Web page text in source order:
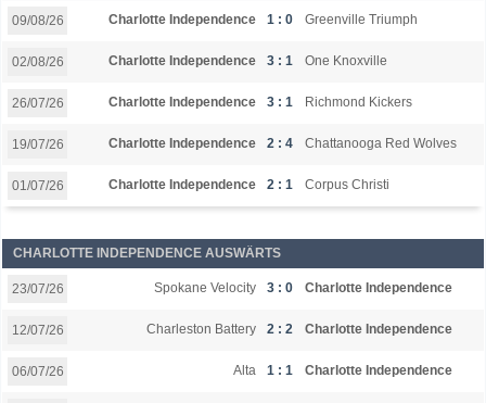
09/08/26 Charlotte Independence 1 : 0 Greenville Triumph
02/08/26 Charlotte Independence 3 : 1 One Knoxville
26/07/26 Charlotte Independence 3 : 1 Richmond Kickers
19/07/26 Charlotte Independence 2 : 4 Chattanooga Red Wolves
01/07/26 Charlotte Independence 2 : 1 Corpus Christi
CHARLOTTE INDEPENDENCE AUSWÄRTS
23/07/26 Spokane Velocity 3 : 0 Charlotte Independence
12/07/26 Charleston Battery 2 : 2 Charlotte Independence
06/07/26 Alta 1 : 1 Charlotte Independence